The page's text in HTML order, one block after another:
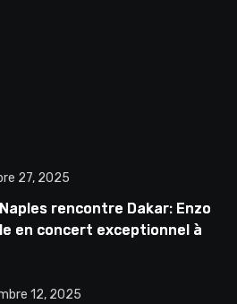
27, 2025
rencontre Dakar: Enzo
en concert exceptionnel à
12, 2025